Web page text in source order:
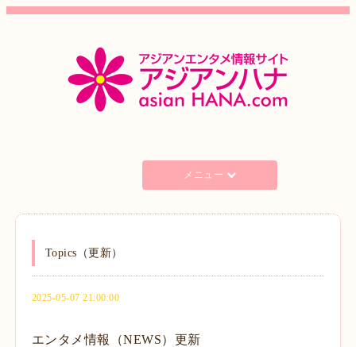
メニュー
Topics（更新）
2025-05-07 21:00:00
エンタメ情報（NEWS）更新